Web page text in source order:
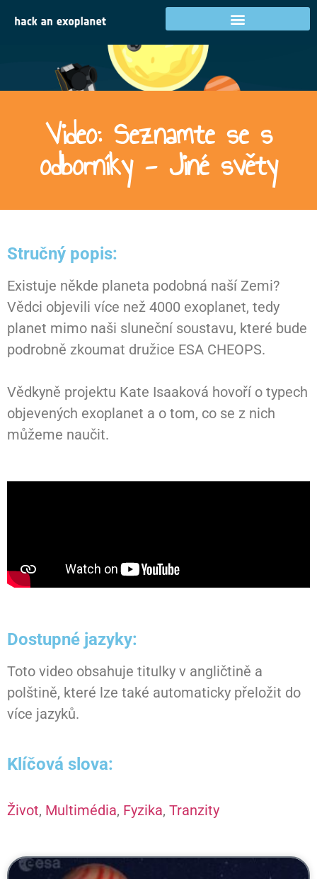
Video: Seznamte se s
odborníky - Jiné světy
Stručný popis:
Existuje někde planeta podobná naší Zemi?
Vědci objevili více než 4000 exoplanet, tedy
planet mimo naši sluneční soustavu, které bude
podrobně zkoumat družice ESA CHEOPS.
Vědkyně projektu Kate Isaaková hovoří o typech
objevených exoplanet a o tom, co se z nich
můžeme naučit.
Dostupné jazyky:
Toto video obsahuje titulky v angličtině a
polštině, které lze také automaticky přeložit do
více jazyků.
Klíčová slova:
Život, Multimédia, Fyzika, Tranzity